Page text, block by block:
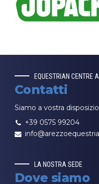
EQUESTRIAN CENTRE
Contatti
Siamo a vostra
+39 0575 99204
LA NOSTRA SEDE
Dove siamo